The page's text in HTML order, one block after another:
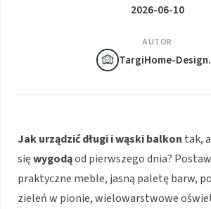
2026-06-10
AUTOR
TargiHome-
Jak urządzićdługi i wąski balkon tak,
sięwygodąod pierwszego dnia?
praktyczne meble, jasną paletę barw,
zieleń w pionie, wielowarstwowe